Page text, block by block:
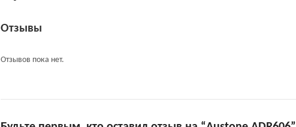
Отзывы
Отзывов пока нет.